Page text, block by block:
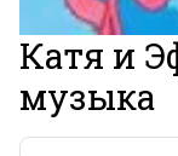
Катя и
музыка